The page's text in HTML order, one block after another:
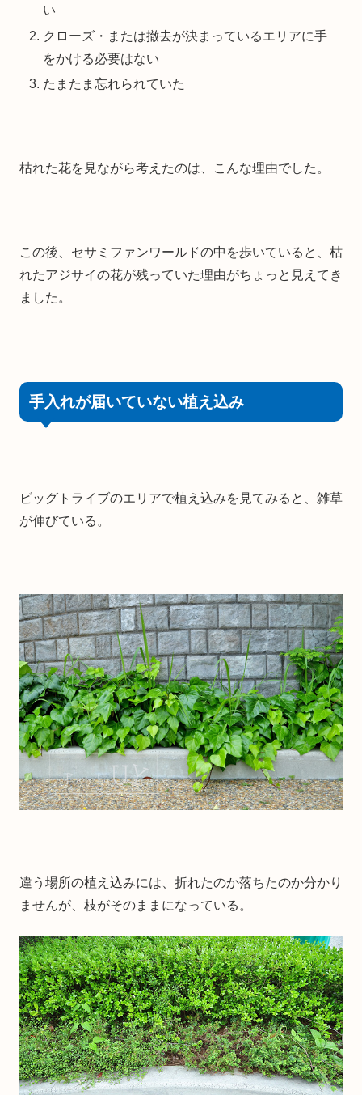
い
クローズ・または撤去が決まっているエリアに手
をかける必要はない
たまたま忘れられていた
枯れた花を見ながら考えたのは、こんな理由でした。
この後、セサミファンワールドの中を歩いていると、枯
れたアジサイの花が残っていた理由がちょっと見えてき
ました。
手入れが届いていない植え込み
ビッグトライブのエリアで植え込みを見てみると、雑草
が伸びている。
違う場所の植え込みには、折れたのか落ちたのか分かり
ませんが、枝がそのままになっている。